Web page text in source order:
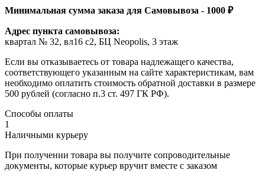
Минимальная сумма заказа для Самовывоза - 1000 ₽
Адрес пункта самовывоза:
квартал № 32, вл16 с2, БЦ Neopolis, 3 этаж
Если вы отказываетесь от товара надлежащего качества,
соответствующего указанным на сайте характеристикам, вам
необходимо оплатить стоимость обратной доставки в размере
500 рублей (согласно п.3 ст. 497 ГК РФ).
Способы оплаты
1
Наличными курьеру
При получении товара вы получите сопроводительные
документы, которые курьер вручит вместе с заказом